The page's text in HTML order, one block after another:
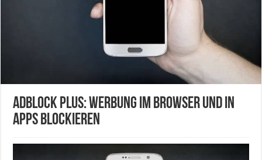
AdBlock Plus: Werbung im Browser und in
Apps blockieren